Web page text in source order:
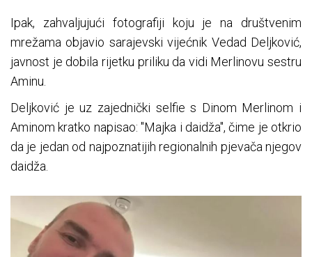
Ipak, zahvaljujući fotografiji koju je na društvenim
mrežama objavio sarajevski vijećnik Vedad Deljković,
javnost je dobila rijetku priliku da vidi Merlinovu sestru
Aminu.
Deljković je uz zajednički selfie s Dinom Merlinom i
Aminom kratko napisao: "Majka i daidža", čime je otkrio
da je jedan od najpoznatijih regionalnih pjevača njegov
daidža.